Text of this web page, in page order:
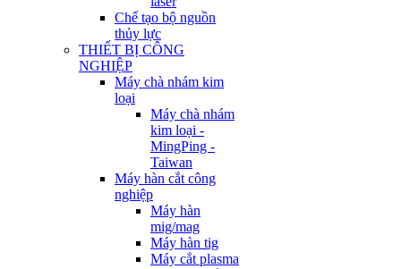
Chế tạo bộ nguồn
thủy lực
THIẾT BỊ CÔNG
NGHIỆP
Máy chà nhám kim
loại
Máy chà nhám
kim loại -
MingPing -
Taiwan
Máy hàn cắt công
nghiệp
Máy hàn
mig/mag
Máy hàn tig
Máy cắt plasma